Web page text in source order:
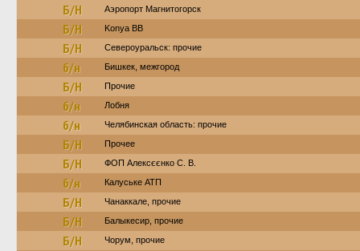
Б/Н Аэропорт Магнитогорск
Б/Н Konya BB
Б/Н Североуральск: прочие
б/н Бишкек, межгород
Б/Н Прочие
б/н Лобня
б/н Челябинская область: прочие
Б/Н Прочее
Б/Н ФОП Алексєєнко С. В.
б/н Калуське АТП
Б/Н Чанаккале, прочие
Б/Н Балыкесир, прочие
Б/Н Чорум, прочие